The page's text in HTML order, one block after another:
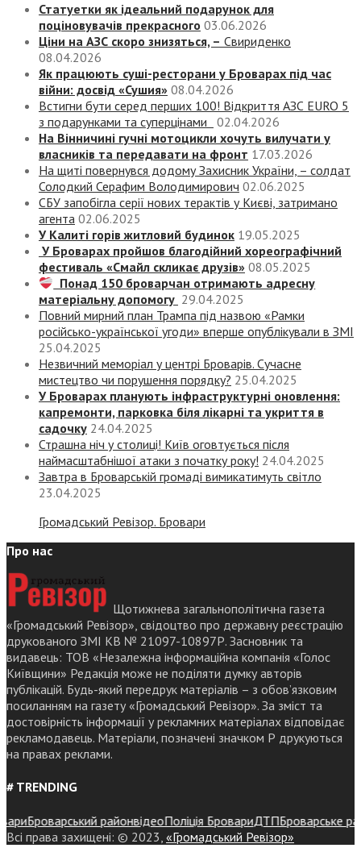
Статуетки як ідеальний подарунок для
поціновувачів прекрасного 03.06.2026
Ціни на АЗС скоро знизяться, – Свириденко
08.04.2026
Як працюють суші-ресторани у Броварах під час
війни: досвід «Сушия» 08.04.2026
Встигни бути серед перших 100! Відкриття АЗС EURO 5
з подарунками та суперцінами
02.04.2026
На Вінничині гучні мотоцикли хочуть вилучати у
власників та передавати на фронт 17.03.2026
На щиті повернувся додому Захисник України, – солдат
Солодкий Серафим Володимирович 02.06.2025
СБУ запобігла серії нових терактів у Києві, затримано
агента 02.06.2025
У Калиті горів житловий будинок 19.05.2025
У Броварах пройшов благодійний хореографічний
фестиваль «Смайл скликає друзів» 08.05.2025
Понад 150 броварчан отримають адресну
матеріальну допомогу 29.04.2025
Повний мирний план Трампа під назвою «‎Рамки
російсько-української угоди» вперше опублікували в ЗМІ
25.04.2025
Незвичний меморіал у центрі Броварів. Сучасне
мистецтво чи порушення порядку? 25.04.2025
У Броварах планують інфраструктурні оновлення:
капремонти, парковка біля лікарні та укриття в
садочку 24.04.2025
Страшна ніч у столиці! Київ оговтується після
наймасштабнішої атаки з початку року! 24.04.2025
Завтра в Броварській громаді вимикатимуть світло
23.04.2025
Громадський Ревізор. Бровари
Про нас
Щотижнева загальнополітична газета
«Громадський Ревізор», свідоцтво про державну реєстрацію
друкованого ЗМІ КВ № 21097-10897Р. Засновник та
видавець: ТОВ «Незалежна інформаційна компанія «Голос
Київщини» Редакція може не поділяти думку авторів
публікацій. Будь-який передрук матеріалів – з обов’язковим
посиланням на газету «Громадський Ревізор». За зміст та
достовірність інформації у рекламних матеріалах відповідає
рекламодавець. Матеріали, позначені значком Р друкуються
на правах реклами.
# TRENDING
Броварський районвідеоПоліція БровариДТПБроварське
Всі права захищені: © 2023, «Громадський Ревізор»